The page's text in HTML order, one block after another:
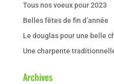
Tous nos voeux pour 2023
Belles fêtes de fin d’année
Le douglas pour une belle
Une charpente
Archives